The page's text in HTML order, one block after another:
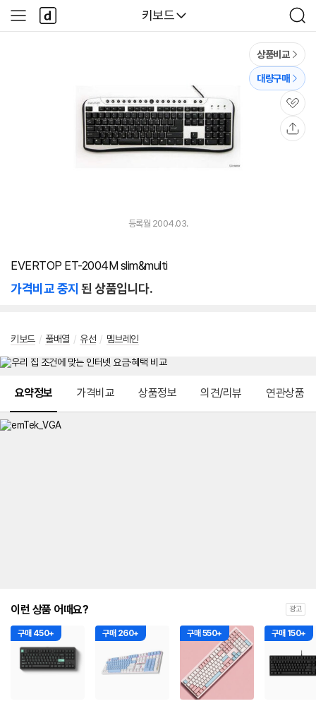
다나와
키보드
검
색
사
이
다
나
와
상품비교
대량구매
관
심
등록월 2004.03.
EVERTOP ET-2004M slim&multi
가격비교 중지 된 상품입니다.
키보드 / 풀배열 / 유선 / 멤브레인
요약정보 가격비교 상품정보 의견/리뷰 연관상품
이런 상품 어때요? 광고
구매 450+ 구매 260+ 구매 550+ 구매 150+